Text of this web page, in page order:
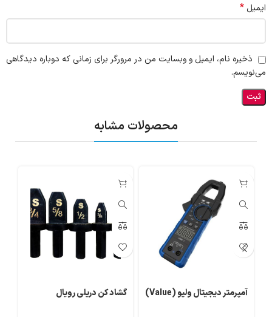
ایمیل *
ذخیره نام، ایمیل و وبسایت من در مرورگر برای زمانی که دوباره دیدگاهی
می‌نویسم.
محصولات مشابه
آمپرمتر دیجیتال ولیو (Value) گشاد کن دریلی رویال